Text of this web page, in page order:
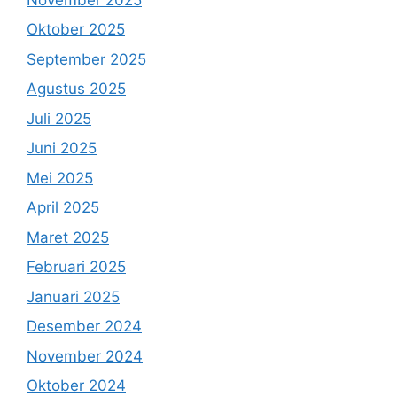
Oktober 2025
September 2025
Agustus 2025
Juli 2025
Juni 2025
Mei 2025
April 2025
Maret 2025
Februari 2025
Januari 2025
Desember 2024
November 2024
Oktober 2024